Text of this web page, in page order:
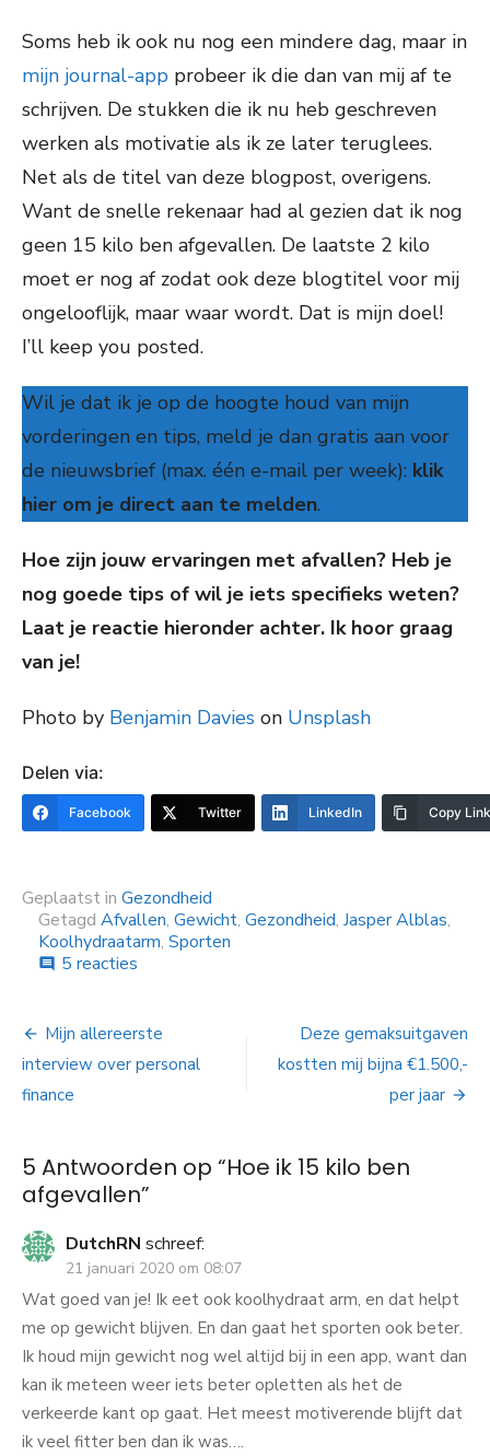
Soms heb ik ook nu nog een mindere dag, maar in
mijn journal-app probeer ik die dan van mij af te
schrijven. De stukken die ik nu heb geschreven
werken als motivatie als ik ze later teruglees.
Net als de titel van deze blogpost, overigens.
Want de snelle rekenaar had al gezien dat ik nog
geen 15 kilo ben afgevallen. De laatste 2 kilo
moet er nog af zodat ook deze blogtitel voor mij
ongelooflijk, maar waar wordt. Dat is mijn doel!
I’ll keep you posted.
Wil je dat ik je op de hoogte houd van mijn
vorderingen en tips, meld je dan gratis aan voor
de nieuwsbrief (max. één e-mail per week): klik
hier om je direct aan te melden.
Hoe zijn jouw ervaringen met afvallen? Heb je
nog goede tips of wil je iets specifieks weten?
Laat je reactie hieronder achter. Ik hoor graag
van je!
Photo by Benjamin Davies on Unsplash
Delen via:
Facebook Twitter LinkedIn Copy Link
Geplaatst in Gezondheid
Getagd Afvallen, Gewicht, Gezondheid, Jasper Alblas,
Koolhydraatarm, Sporten
comment 5 reacties
15
ben
Bericht
navigatie
Mijn allereerste
interview over personal
finance
Deze gemaksuitgaven
kostten mij bijna €1.500,-
per jaar
5 Antwoorden op “Hoe ik 15 kilo ben
afgevallen”
DutchRN schreef:
21 januari 2020 om 08:07
Wat goed van je! Ik eet ook koolhydraat arm, en dat helpt
me op gewicht blijven. En dan gaat het sporten ook beter.
Ik houd mijn gewicht nog wel altijd bij in een app, want dan
kan ik meteen weer iets beter opletten als het de
verkeerde kant op gaat. Het meest motiverende blijft dat
ik veel fitter ben dan ik was….